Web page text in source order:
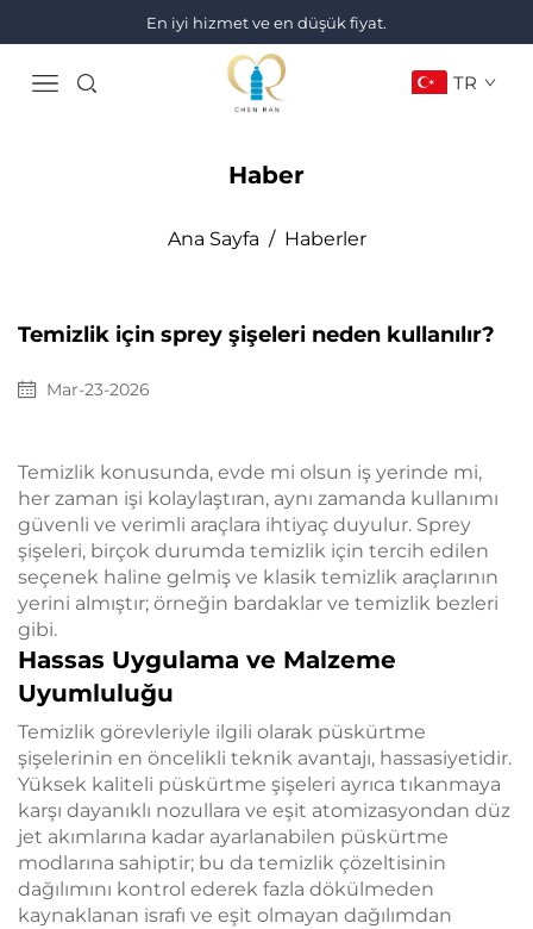
En iyi hizmet ve en düşük fiyat.
TR
Ana Sayfa / Haberler
Haber
Temizlik için sprey şişeleri neden kullanılır?
Mar-23-2026
Temizlik konusunda, evde mi olsun iş yerinde mi,
her zaman işi kolaylaştıran, aynı zamanda kullanımı
güvenli ve verimli araçlara ihtiyaç duyulur. Sprey
şişeleri, birçok durumda temizlik için tercih edilen
seçenek haline gelmiş ve klasik temizlik araçlarının
yerini almıştır; örneğin bardaklar ve temizlik bezleri
gibi.
Hassas Uygulama ve Malzeme
Uyumluluğu
Temizlik görevleriyle ilgili olarak püskürtme
şişelerinin en öncelikli teknik avantajı, hassasiyetidir.
Yüksek kaliteli püskürtme şişeleri ayrıca tıkanmaya
karşı dayanıklı nozullara ve eşit atomizasyondan düz
jet akımlarına kadar ayarlanabilen püskürtme
modlarına sahiptir; bu da temizlik çözeltisinin
dağılımını kontrol ederek fazla dökülmeden
kaynaklanan israfı ve eşit olmayan dağılımdan